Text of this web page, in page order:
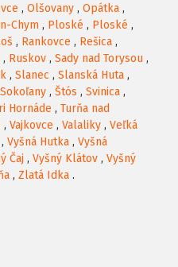
, Olšovany , Opátka ,
Chym , Ploské , Ploské ,
, Rankovce , Rešica ,
, Ruskov , Sady nad Torysou ,
, Slanec , Slanská Huta ,
Sokoľany , Štós , Svinica ,
Hornáde , Turňa nad
, Vajkovce , Valaliky , Veľká
, Vyšná Hutka , Vyšná
Čaj , Vyšný Klátov , Vyšný
, Zlatá Idka .